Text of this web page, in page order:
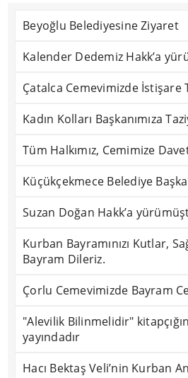
Beyoğlu Belediyesine Ziyaret
Kalender Dedemiz Hakk’a
Çatalca Cemevimizde İstişare
Kadın Kolları Başkanımıza
Tüm Halkımız, Cemimize
Küçükçekmece Belediye
Suzan Doğan Hakk’a
Kurban Bayramınızı Kutlar,
Bayram Dileriz.
Çorlu Cemevimizde Bayram
"Alevilik Bilinmelidir"
yayındadır
Hacı Bektaş Veli’nin Kurban